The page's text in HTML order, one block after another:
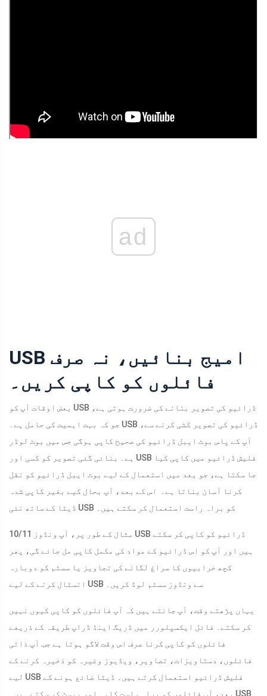
ad
USB امیج بنائیں، نہ صرف
فائلوں کو کاپی کریں۔
بعض اوقات آپ کو USB ڈرائیو کی تصویر بنانے کی ضرورت ہوتی ہے،
جو کہ بہت اہمیت کی حامل ہے۔ USB ڈرائیو کی تصویر کشی کرنے سے،
آپ کے پاس بوٹ ایبل ڈرائیو کی صحیح کاپی ہوگی جس میں بوٹ لوڈر
ہے۔ بنائی گئی تصویر کو کسی اور USB فلیش ڈرائیو میں کاپی کیا
جا سکتا ہے، جو بعد میں استعمال کے لیے بوٹ ایبل ڈرائیو کو نقل
کرنا آسان بناتا ہے۔ اس کے بعد، آپ بحال کیے بغیر کاپی شدہ
ڈیٹا کے ساتھ نئی USB کو براہ راست استعمال کر سکتے ہیں۔
مثال کے طور پر، آپ ونڈوز 10/11 USB ڈرائیو کو کاپی کر سکتے
ہیں اور آپ کو اس ڈرائیو کے مواد کی مکمل کاپی مل جائے گی، پھر
کچھ خرابیوں کا سراغ لگانے کی تجاویز یا سسٹم کو دوبارہ
انسٹال کرنے کے لیے USB سے ونڈوز سسٹم لوڈ کریں۔
یہاں پڑھتے وقت، آپ جانتے ہیں کہ آپ فائلوں کو کاپی کیوں نہیں
کر سکتے۔ فائل ایکسپلورر میں ڈریگ اینڈ ڈراپ طریقہ کے ذریعے
فائلوں کو کاپی کرنا صرف اس وقت لاگو ہوتا ہے جب آپ ذاتی
فائلوں، دستاویزات، تصاویر، ویڈیوز وغیرہ کو ذخیرہ کرنے کے
لیے USB فلیش ڈرائیو استعمال کرتے ہیں۔ ڈیٹا ضائع ہونے کے
بعد، آپ فائلوں کو براہ راست کاپی اور پیسٹ کر سکتے ہیں۔ USB